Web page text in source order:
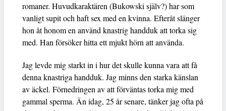
romaner. Huvudkaraktären (Bukowski själv?) har som
vanligt supit och haft sex med en kvinna. Efteråt slänger
hon åt honom en använd knastrig handduk att torka sig
med. Han försöker hitta ett mjukt hörn att använda.
Jag levde mig starkt in i hur det skulle kunna vara att få
denna knastriga handduk. Jag minns den starka känslan
av äckel. Förnedringen av att förväntas torka mig med
gammal sperma. Än idag, 25 år senare, tänker jag ofta på